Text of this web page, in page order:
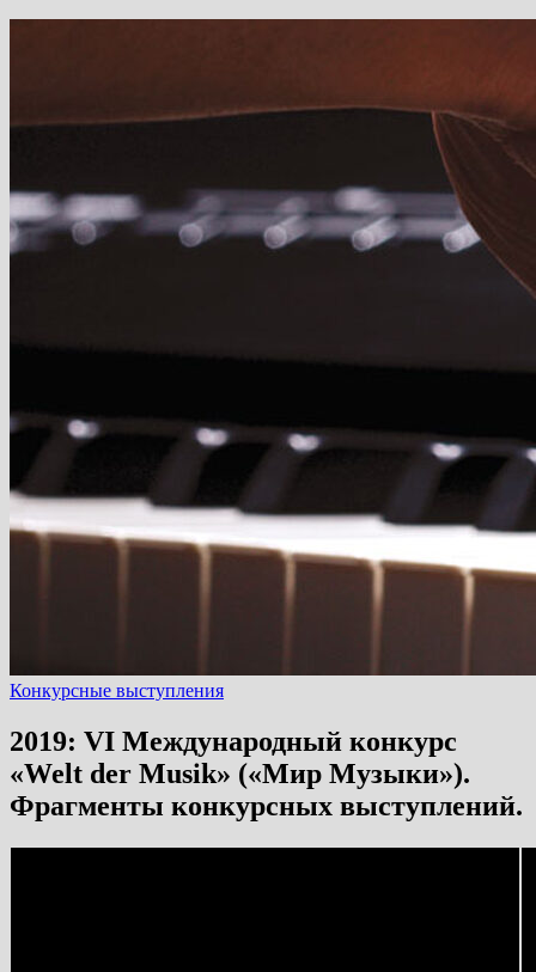
Конкурсные выступления
2019: VI Международный конкурс
«Welt der Musik» («Мир Музыки»).
Фрагменты конкурсных выступлений.